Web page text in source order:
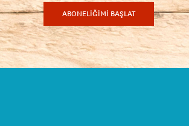
ABONELİĞİMİ BAŞLAT